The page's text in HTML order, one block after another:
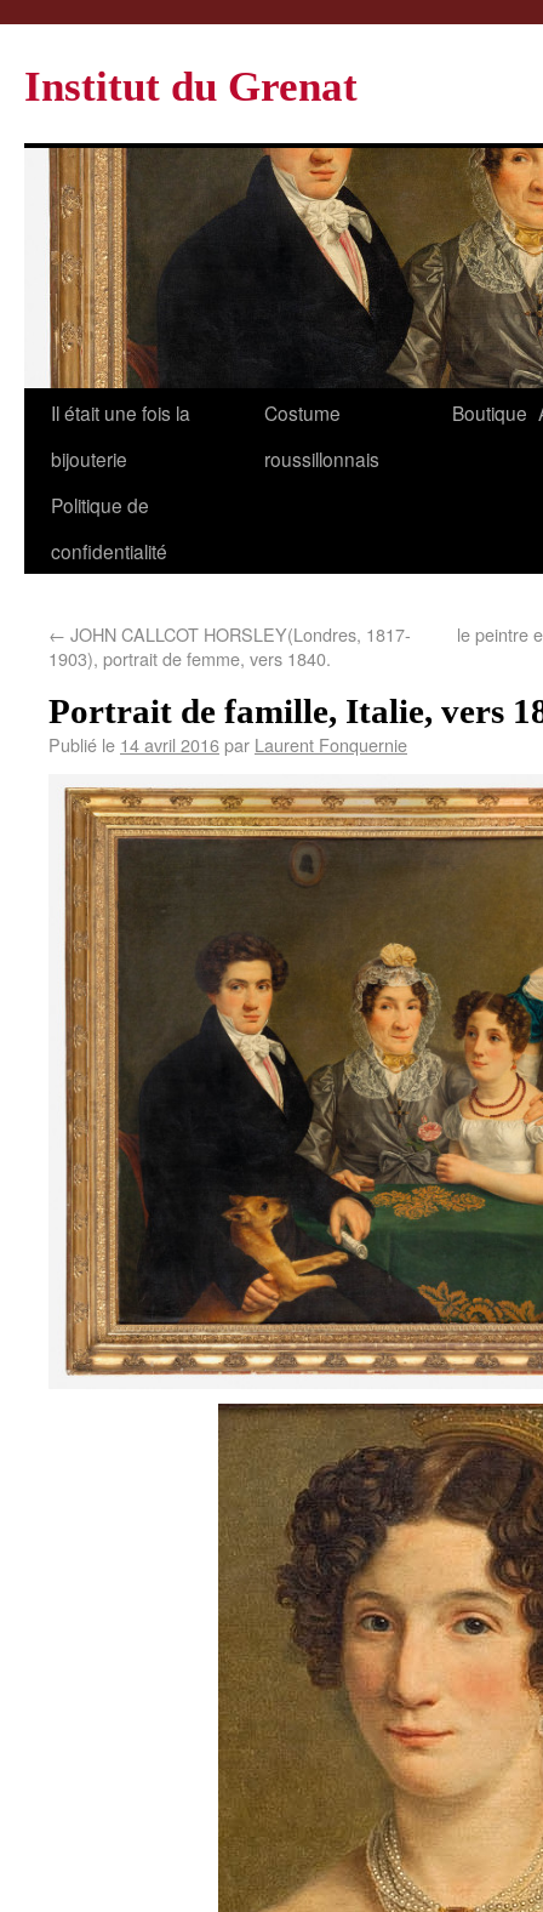
Institut du Grenat
Il était une fois la
bijouterie
Costume
roussillonnais
Boutique
Politique de
confidentialité
← JOHN CALLCOT HORSLEY(Londres, 1817-
1903), portrait de femme, vers 1840.
le peintre
Portrait de famille, Italie, vers
Publié le 14 avril 2016par Laurent Fonquernie